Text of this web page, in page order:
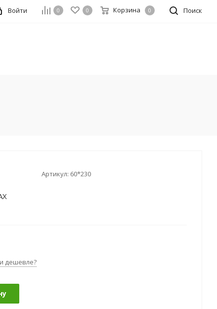
Поиск
0 0 Корзина 0
Войти
Артикул: 60*230
дешевле?